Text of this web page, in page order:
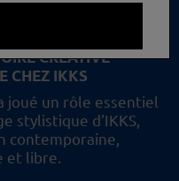
CRÉATIVE
CHEZ IKKS
joué un rôle essentiel
stylistique d'IKKS,
contemporaine,
et libre.